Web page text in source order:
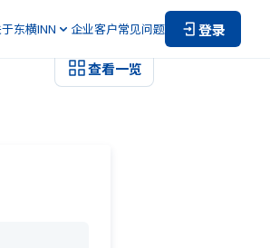
东横INN 企业客户常见问题 登录
查看一览